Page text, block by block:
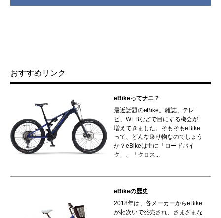
おすすめリンク
eBikeってナニ？
最近話題のeBike。雑誌、テレ
ビ、WEBなどで目にする機会が
増えてきました。そもそもeBike
って、どんな乗り物なのでしょう
か？eBikeは主に「ロードバイ
ク」、「クロス...
eBikeの歴史
2018年は、各メーカーからeBike
が相次いで発売され、さまざまな